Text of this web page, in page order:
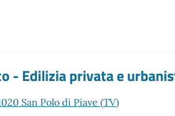
- Edilizia privata e
San Polo di Piave (TV)